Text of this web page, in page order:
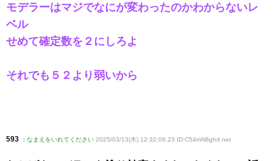
モデラーはマジでなにが変わったのかわからないレ
ベル
せめて確定数を２にしろよ
それでも５２より弱いから
593 : なまえをいれてください 2025/03/13(木) 12:32:09.23 ID:C54mN8ghd .net